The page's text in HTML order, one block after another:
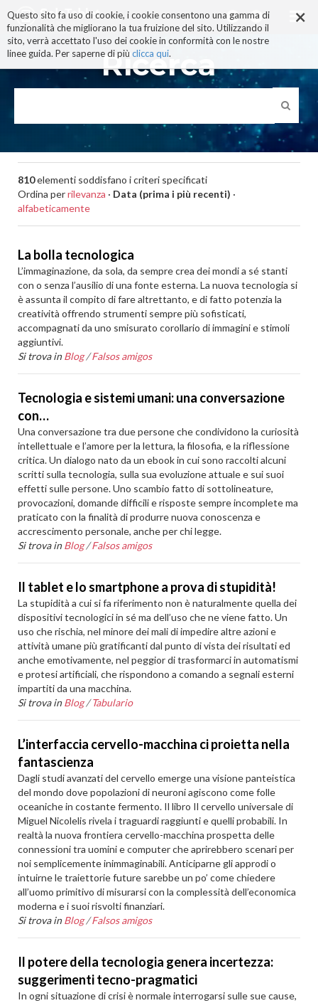
×
Questo sito fa uso di cookie, i cookie consentono una gamma di
funzionalità che migliorano la tua fruizione del sito. Utilizzando il
sito, verrà accettato l'uso dei cookie in conformità con le nostre
linee guida. Per saperne di più clicca qui.
ai
contenuti.
|
alla
navigazione
Ricerca
810elementi soddisfano i criteri specificati
Ordina perrilevanza · Data (prima i più recenti) ·
alfabeticamente
La bolla tecnologica
L’immaginazione, da sola, da sempre crea dei mondi a sé stanti
con o senza l’ausilio di una fonte esterna. La nuova tecnologia si
è assunta il compito di fare altrettanto, e di fatto potenzia la
creatività offrendo strumenti sempre più sofisticati,
accompagnati da uno smisurato corollario di immagini e stimoli
aggiuntivi.
Si trova in Blog /Falsos amigos
Tecnologia e sistemi umani: una conversazione
con…
Una conversazione tra due persone che condividono la curiosità
intellettuale e l’amore per la lettura, la filosofia, e la riflessione
critica. Un dialogo nato da un ebook in cui sono raccolti alcuni
scritti sulla tecnologia, sulla sua evoluzione attuale e sui suoi
effetti sulle persone. Uno scambio fatto di sottolineature,
provocazioni, domande difficili e risposte sempre incomplete ma
praticato con la finalità di produrre nuova conoscenza e
accrescimento personale, anche per chi legge.
Si trova in Blog /Falsos amigos
Il tablet e lo smartphone a prova di stupidità!
La stupidità a cui si fa riferimento non è naturalmente quella dei
dispositivi tecnologici in sé ma dell’uso che ne viene fatto. Un
uso che rischia, nel minore dei mali di impedire altre azioni e
attività umane più gratificanti dal punto di vista dei risultati ed
anche emotivamente, nel peggior di trasformarci in automatismi
e protesi artificiali, che rispondono a comando a segnali esterni
impartiti da una macchina.
Si trova in Blog /Tabulario
L’interfaccia cervello-macchina ci proietta nella
fantascienza
Dagli studi avanzati del cervello emerge una visione panteistica
del mondo dove popolazioni di neuroni agiscono come folle
oceaniche in costante fermento. Il libro Il cervello universale di
Miguel Nicolelis rivela i traguardi raggiunti e quelli probabili. In
realtà la nuova frontiera cervello-macchina prospetta delle
connessioni tra uomini e computer che aprirebbero scenari per
noi semplicemente inimmaginabili. Anticiparne gli approdi o
intuirne le traiettorie future sarebbe un po’ come chiedere
all’uomo primitivo di misurarsi con la complessità dell’economica
moderna e i suoi risvolti finanziari.
Si trova in Blog /Falsos amigos
Il potere della tecnologia genera incertezza:
suggerimenti tecno-pragmatici
In ogni situazione di crisi è normale interrogarsi sulle sue cause,